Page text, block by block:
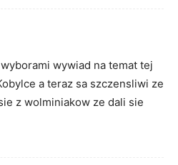
wywiad na temat tej
a teraz sa szczensliwi ze
z wolminiakow ze dali sie